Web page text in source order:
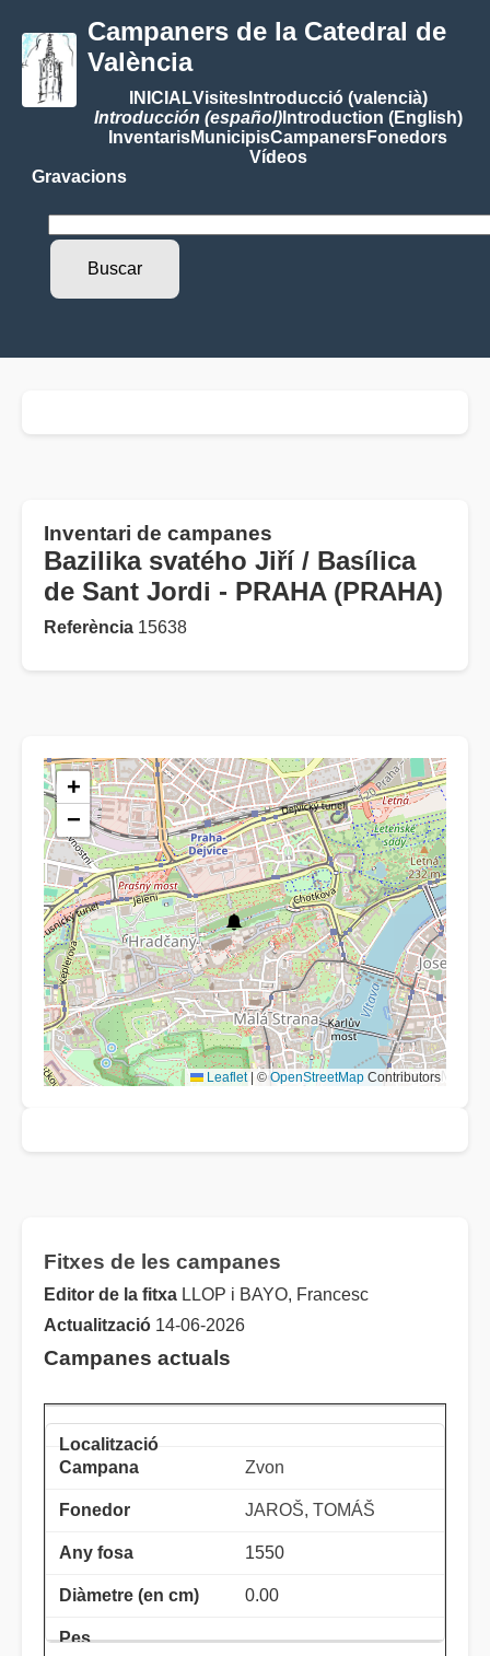
Campaners de la Catedral de
València
INICIALVisitesIntroducció (valencià)
Introducción (español)Introduction (English)
InventarisMunicipisCampanersFonedors
Vídeos
Gravacions
Inventari de campanes
Bazilika svatého Jiří / Basílica
de Sant Jordi - PRAHA (PRAHA)
Referència 15638
+
−
Leaflet ©OpenStreetMap Contributors
Fitxes de les campanes
Editor de la fitxa LLOP i BAYO, Francesc
Actualització 14-06-2026
Campanes actuals
Zvon
JAROŠ, TOMÁŠ
1550
0.00